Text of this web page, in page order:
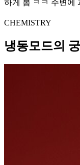
하게 봄 ㅋㅋ 주변에
CHEMISTRY
냉동모드의